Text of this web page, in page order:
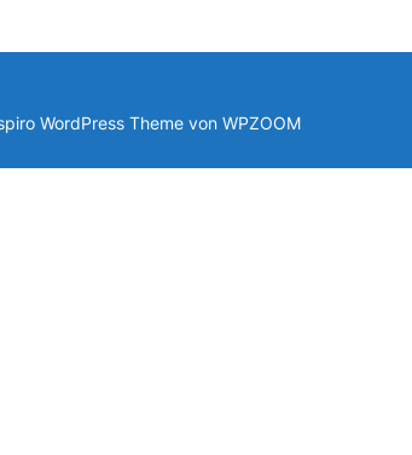
WordPress Theme von WPZOOM